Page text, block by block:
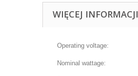
WIĘCEJ INFORMACJI
Operating voltage:
Nominal wattage: